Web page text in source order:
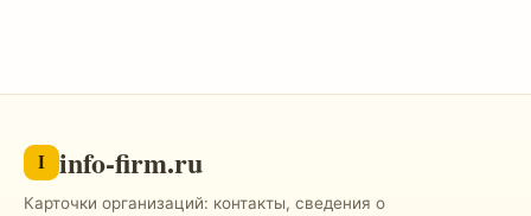
I info-firm.ru
Карточки организаций: контакты, сведения о